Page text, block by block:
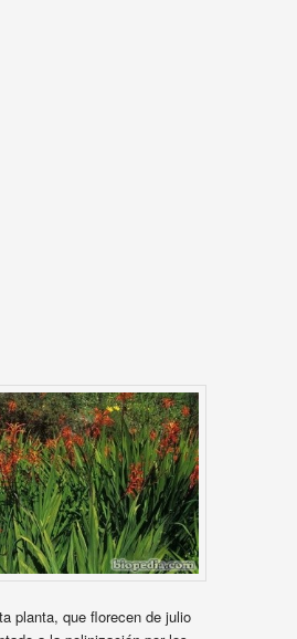
planta, que florecen de julio